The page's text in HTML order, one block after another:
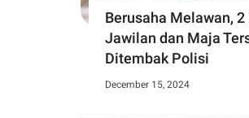
Berusaha Melawan,
Jawilan dan Maja
Ditembak Polisi
December 15, 2024